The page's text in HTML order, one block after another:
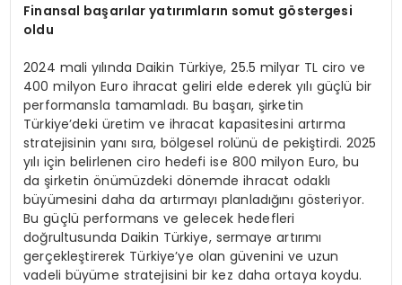
Finansal başarılar yatırımların somut göstergesi
oldu
2024 mali yılında Daikin Türkiye, 25.5 milyar TL ciro ve
400 milyon Euro ihracat geliri elde ederek yılı güçlü bir
performansla tamamladı. Bu başarı, şirketin
Türkiye’deki üretim ve ihracat kapasitesini artırma
stratejisinin yanı sıra, bölgesel rolünü de pekiştirdi. 2025
yılı için belirlenen ciro hedefi ise 800 milyon Euro, bu
da şirketin önümüzdeki dönemde ihracat odaklı
büyümesini daha da artırmayı planladığını gösteriyor.
Bu güçlü performans ve gelecek hedefleri
doğrultusunda Daikin Türkiye, sermaye artırımı
gerçekleştirerek Türkiye’ye olan güvenini ve uzun
vadeli büyüme stratejisini bir kez daha ortaya koydu.